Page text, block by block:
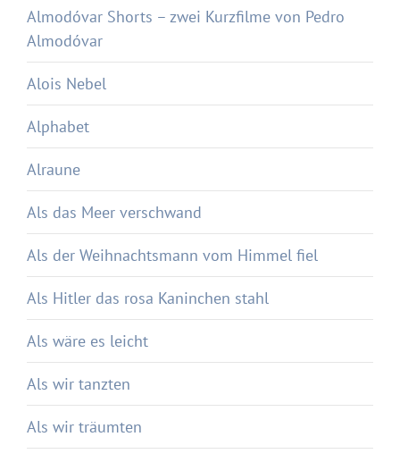
Almodóvar Shorts – zwei Kurzfilme von Pedro
Almodóvar
Alois Nebel
Alphabet
Alraune
Als das Meer verschwand
Als der Weihnachtsmann vom Himmel fiel
Als Hitler das rosa Kaninchen stahl
Als wäre es leicht
Als wir tanzten
Als wir träumten